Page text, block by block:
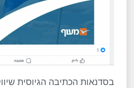
בסדנאות הכתיבה הגיוסית